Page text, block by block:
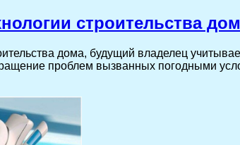
строительства
дома, будущий владелец
проблем вызванных погодными